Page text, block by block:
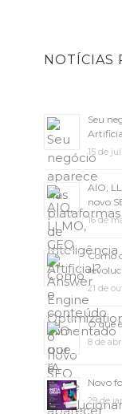
NOTÍCIAS
Seu
15 de
AIO,
novo
16 de
Como
21 de
O que
8 de
Novo
29 de